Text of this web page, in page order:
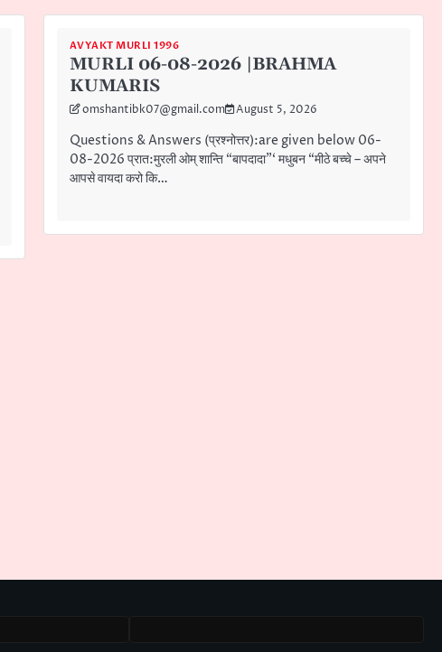
AVYAKT MURLI 1996
MURLI 06-08-2026 |BRAHMA
KUMARIS
omshantibk07@gmail.com August 5, 2026
Questions & Answers (प्रश्नोत्तर):are given below 06-
08-2026 प्रात:मुरली ओम् शान्ति “बापदादा”‘ मधुबन “मीठे बच्चे – अपने
आपसे वायदा करो कि…